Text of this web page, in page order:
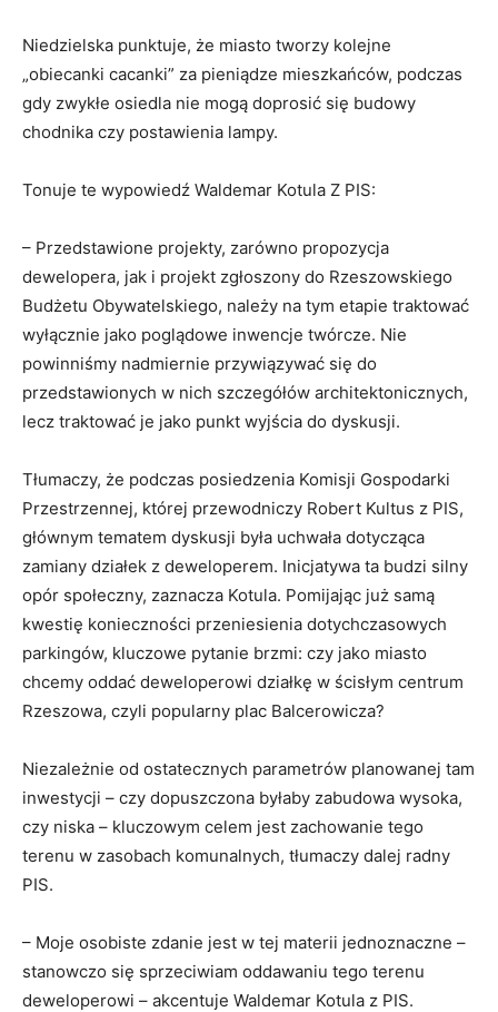
Niedzielska punktuje, że miasto tworzy kolejne
„obiecanki cacanki” za pieniądze mieszkańców, podczas
gdy zwykłe osiedla nie mogą doprosić się budowy
chodnika czy postawienia lampy.
Tonuje te wypowiedź Waldemar Kotula Z PIS:
– Przedstawione projekty, zarówno propozycja
dewelopera, jak i projekt zgłoszony do Rzeszowskiego
Budżetu Obywatelskiego, należy na tym etapie traktować
wyłącznie jako poglądowe inwencje twórcze. Nie
powinniśmy nadmiernie przywiązywać się do
przedstawionych w nich szczegółów architektonicznych,
lecz traktować je jako punkt wyjścia do dyskusji.
Tłumaczy, że podczas posiedzenia Komisji Gospodarki
Przestrzennej, której przewodniczy Robert Kultus z PIS,
głównym tematem dyskusji była uchwała dotycząca
zamiany działek z deweloperem. Inicjatywa ta budzi silny
opór społeczny, zaznacza Kotula. Pomijając już samą
kwestię konieczności przeniesienia dotychczasowych
parkingów, kluczowe pytanie brzmi: czy jako miasto
chcemy oddać deweloperowi działkę w ścisłym centrum
Rzeszowa, czyli popularny plac Balcerowicza?
Niezależnie od ostatecznych parametrów planowanej tam
inwestycji – czy dopuszczona byłaby zabudowa wysoka,
czy niska – kluczowym celem jest zachowanie tego
terenu w zasobach komunalnych, tłumaczy dalej radny
PIS.
– Moje osobiste zdanie jest w tej materii jednoznaczne –
stanowczo się sprzeciwiam oddawaniu tego terenu
deweloperowi – akcentuje Waldemar Kotula z PIS.